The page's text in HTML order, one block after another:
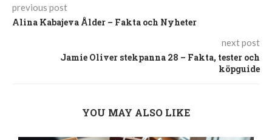
previous post
Alina Kabajeva Ålder – Fakta och Nyheter
next post
Jamie Oliver stekpanna 28 – Fakta, tester och
köpguide
YOU MAY ALSO LIKE